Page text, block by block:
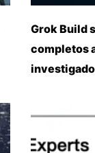
Grok Build
completos